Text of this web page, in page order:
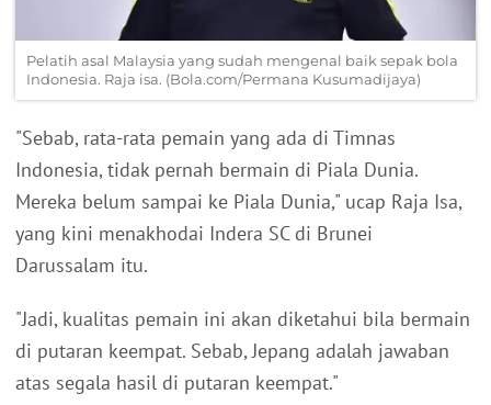
Pelatih asal Malaysia yang sudah mengenal baik sepak bola
Indonesia. Raja isa. (Bola.com/Permana Kusumadijaya)
"Sebab, rata-rata pemain yang ada di Timnas
Indonesia, tidak pernah bermain di Piala Dunia.
Mereka belum sampai ke Piala Dunia," ucap Raja Isa,
yang kini menakhodai Indera SC di Brunei
Darussalam itu.
"Jadi, kualitas pemain ini akan diketahui bila bermain
di putaran keempat. Sebab, Jepang adalah jawaban
atas segala hasil di putaran keempat."